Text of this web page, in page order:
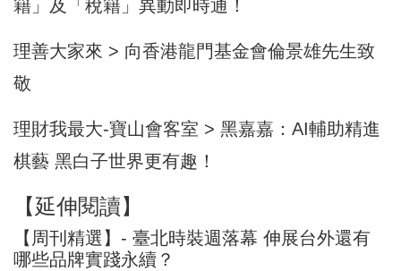
籍」及「稅籍」異動即時通！
理善大家來 > 向香港龍門基金會倫景雄先生致
敬
理財我最大-寶山會客室 > 黑嘉嘉：AI輔助精進
棋藝 黑白子世界更有趣！
【延伸閱讀】
【周刊精選】- 臺北時裝週落幕 伸展台外還有
哪些品牌實踐永續？